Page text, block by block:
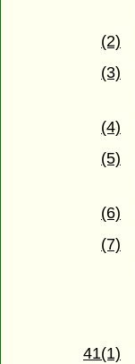
(2)
(3)
(4)
(5)
(6)
(7)
41(1)